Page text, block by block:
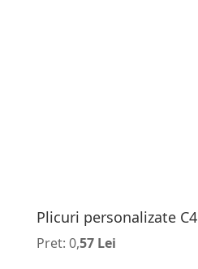
Plicuri personalizate C4
Pret: 0,57 Lei